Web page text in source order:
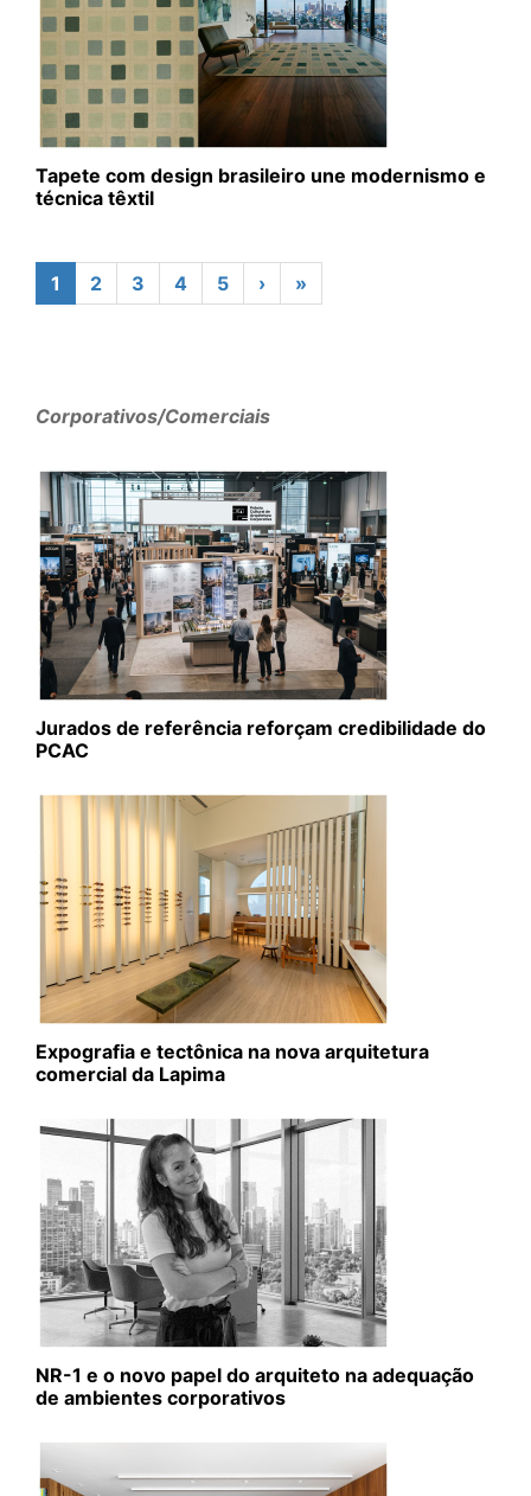
Tapete com design brasileiro une modernismo e
técnica têxtil
1 2 3 4 5 › »
Corporativos/Comerciais
Jurados de referência reforçam credibilidade do
PCAC
Expografia e tectônica na nova arquitetura
comercial da Lapima
NR-1 e o novo papel do arquiteto na adequação
de ambientes corporativos